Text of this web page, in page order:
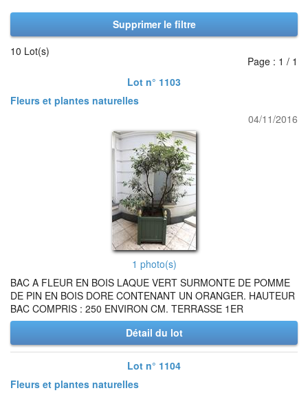
Supprimer le filtre
10 Lot(s)
Page : 1 / 1
Lot n° 1103
Fleurs et plantes naturelles
04/11/2016
1 photo(s)
BAC A FLEUR EN BOIS LAQUE VERT SURMONTE DE POMME
DE PIN EN BOIS DORE CONTENANT UN ORANGER. HAUTEUR
BAC COMPRIS : 250 ENVIRON CM. TERRASSE 1ER
Détail du lot
Lot n° 1104
Fleurs et plantes naturelles